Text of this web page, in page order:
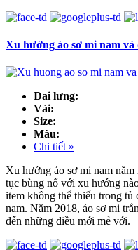
Xu hướng áo sơ mi nam
Đai lưng:
Vải:
Size:
Màu:
Chi tiết »
Xu hướng áo sơ mi nam
tục bùng nổ với xu hướng
item không thể thiếu trong tủ
nam. Năm 2018, áo sơ mi
đến những điều mới mẻ với.